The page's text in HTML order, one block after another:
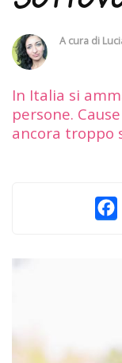
A cura di
In Italia si
persone.
ancora troppo